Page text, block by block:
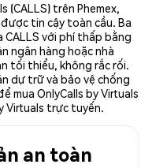
(CALLS) trên Phemex,
tin cậy toàn cầu. Ba
với phí thấp bằng
ngân hàng hoặc nhà
tối thiểu, không rắc rối.
dự trữ và bảo vệ chống
mua OnlyCalls by Virtuals
Virtuals trực tuyến.
an toàn